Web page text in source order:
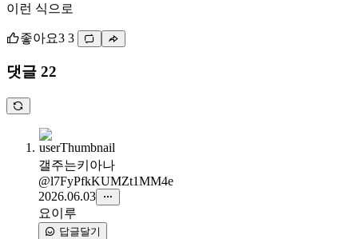
이런 식으로
좋아요3 3
댓글 22
갤주는키아나
@l7FyPfkKUMZt1MM4e
2026.06.03
요이루
답글달기